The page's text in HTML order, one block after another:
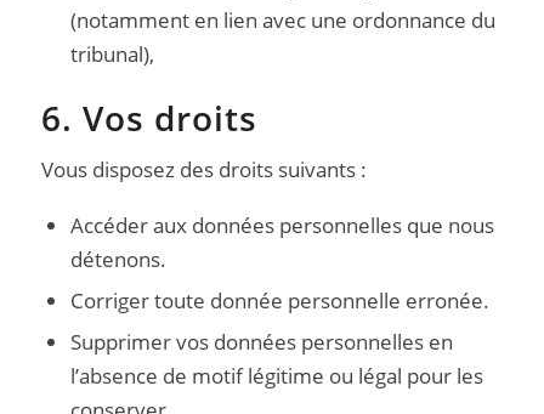
(notamment en lien avec une ordonnance du
tribunal),
6. Vos droits
Vous disposez des droits suivants :
Accéder aux données personnelles que nous
détenons.
Corriger toute donnée personnelle erronée.
Supprimer vos données personnelles en
l’absence de motif légitime ou légal pour les